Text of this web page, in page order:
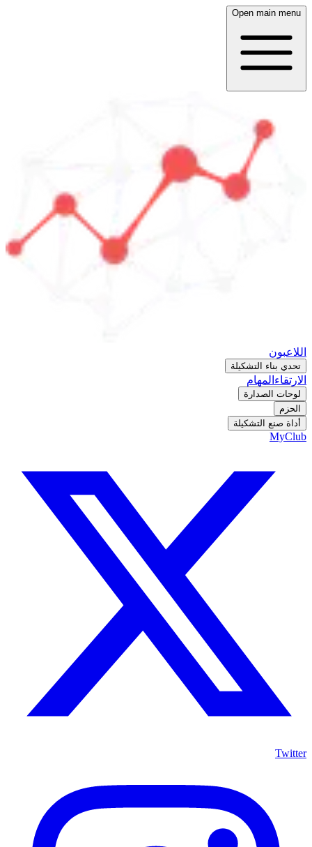
Open main menu
اللاعبون
تحدي بناء التشكيلة
الارتقاء المهام
لوحات الصدارة
الحزم
أداة صنع التشكيلة
MyClub
Twitter